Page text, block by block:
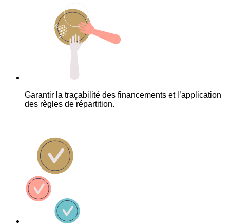
Garantir la traçabilité des financements et l’application
des règles de répartition.